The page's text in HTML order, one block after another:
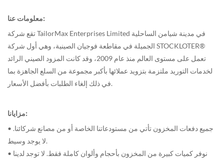
معلومات عنا:
تقع شركة TailorMax Enterprises Limited في مدينة شيامن الساحلية
الجميلة في مقاطعة فوجيان الصينية، وهي أول شركة STOCKLOTER®
تعمل على مستوى العالم منذ عام 2009، وقد كانت المزود الصيني الرائد
لخدمات التوريد ملتزمة بتزويد عملائها بأكبر مجموعة من السلع الجاهزة بما
في ذلك إلغاء الطلبات بأفضل الأسعار.
مزايانا:
• جميع دفعات المخزون تأتي من مستودعاتنا الخاصة أو من مصانع شركائنا.
لا يوجد وسيط.
• نوفر كميات كبيرة من المخزون بأحجام وألوان كاملة فقط. لا توجد لدينا